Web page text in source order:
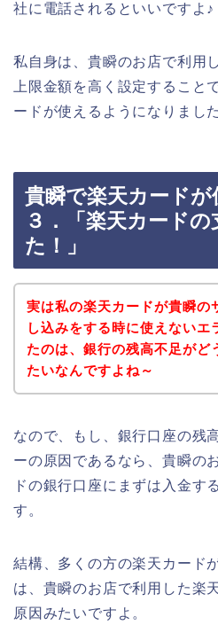
社に電話されるといいですよ♪
私自身は、貴瞬のお店で利用
上限金額を高く設定すること
ードが使えるようになりまし
貴瞬で楽天カード
３．「楽天カード
た！」
実は私の楽天カードが貴瞬の
し込みをする時に使えないエ
たのは、銀行の残高不足がど
たいなんですよね～
なので、もし、銀行口座の残
ーの原因であるなら、貴瞬の
ドの銀行口座にまずは入金す
す。
結構、多くの方の楽天カード
は、貴瞬のお店で利用した楽
原因みたいですよ。